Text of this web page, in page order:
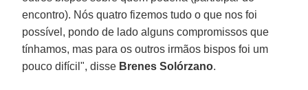
encontro). Nós quatro fizemos tudo o que nos foi
possível, pondo de lado alguns compromissos que
tínhamos, mas para os outros irmãos bispos foi um
pouco difícil", disse Brenes Solórzano.